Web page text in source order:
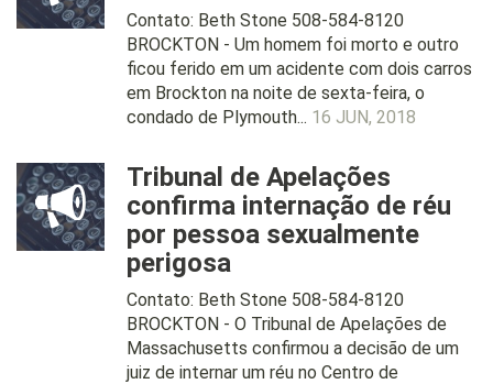
Contato: Beth Stone 508-584-8120
BROCKTON - Um homem foi morto e outro
ficou ferido em um acidente com dois carros
em Brockton na noite de sexta-feira, o
condado de Plymouth... 16 JUN, 2018
Tribunal de Apelações
confirma internação de réu
por pessoa sexualmente
perigosa
Contato: Beth Stone 508-584-8120
BROCKTON - O Tribunal de Apelações de
Massachusetts confirmou a decisão de um
juiz de internar um réu no Centro de